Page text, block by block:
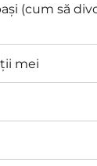
(cum să
mei